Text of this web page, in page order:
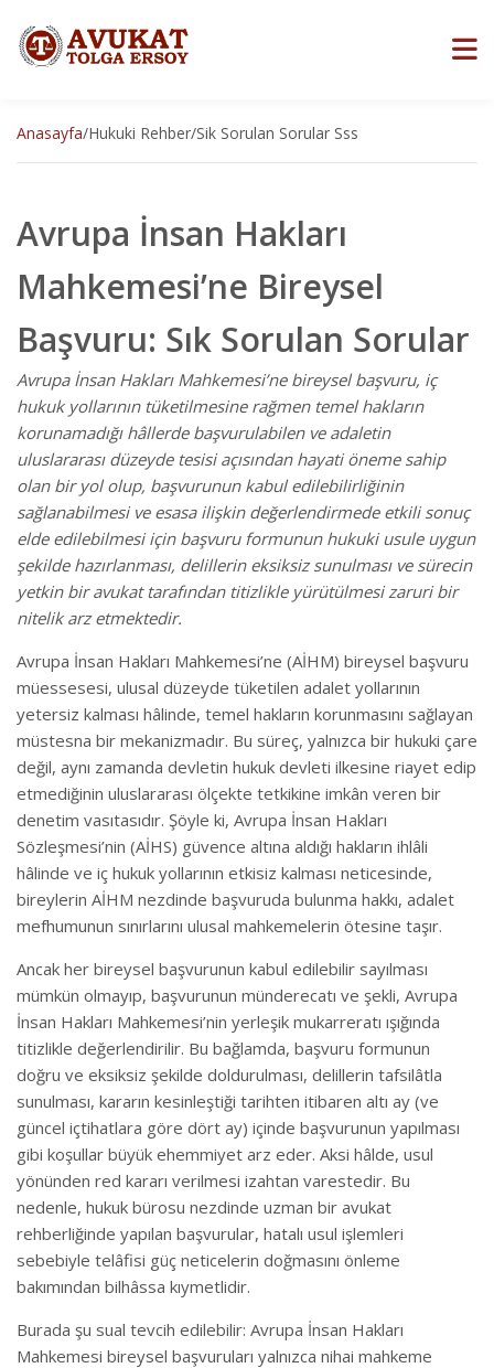
Anasayfa/Hukuki Rehber/Sik Sorulan Sorular Sss
Avrupa İnsan Hakları
Mahkemesi’ne Bireysel
Başvuru: Sık Sorulan Sorular
Avrupa İnsan Hakları Mahkemesi’ne bireysel başvuru, iç
hukuk yollarının tüketilmesine rağmen temel hakların
korunamadığı hâllerde başvurulabilen ve adaletin
uluslararası düzeyde tesisi açısından hayati öneme sahip
olan bir yol olup, başvurunun kabul edilebilirliğinin
sağlanabilmesi ve esasa ilişkin değerlendirmede etkili sonuç
elde edilebilmesi için başvuru formunun hukuki usule uygun
şekilde hazırlanması, delillerin eksiksiz sunulması ve sürecin
yetkin bir avukat tarafından titizlikle yürütülmesi zaruri bir
nitelik arz etmektedir.
Avrupa İnsan Hakları Mahkemesi’ne (AİHM) bireysel başvuru
müessesesi, ulusal düzeyde tüketilen adalet yollarının
yetersiz kalması hâlinde, temel hakların korunmasını sağlayan
müstesna bir mekanizmadır. Bu süreç, yalnızca bir hukuki çare
değil, aynı zamanda devletin hukuk devleti ilkesine riayet edip
etmediğinin uluslararası ölçekte tetkikine imkân veren bir
denetim vasıtasıdır. Şöyle ki, Avrupa İnsan Hakları
Sözleşmesi’nin (AİHS) güvence altına aldığı hakların ihlâli
hâlinde ve iç hukuk yollarının etkisiz kalması neticesinde,
bireylerin AİHM nezdinde başvuruda bulunma hakkı, adalet
mefhumunun sınırlarını ulusal mahkemelerin ötesine taşır.
Ancak her bireysel başvurunun kabul edilebilir sayılması
mümkün olmayıp, başvurunun münderecatı ve şekli, Avrupa
İnsan Hakları Mahkemesi’nin yerleşik mukarreratı ışığında
titizlikle değerlendirilir. Bu bağlamda, başvuru formunun
doğru ve eksiksiz şekilde doldurulması, delillerin tafsilâtla
sunulması, kararın kesinleştiği tarihten itibaren altı ay (ve
güncel içtihatlara göre dört ay) içinde başvurunun yapılması
gibi koşullar büyük ehemmiyet arz eder. Aksi hâlde, usul
yönünden red kararı verilmesi izahtan varestedir. Bu
nedenle, hukuk bürosu nezdinde uzman bir avukat
rehberliğinde yapılan başvurular, hatalı usul işlemleri
sebebiyle telâfisi güç neticelerin doğmasını önleme
bakımından bilhâssa kıymetlidir.
Burada şu sual tevcih edilebilir: Avrupa İnsan Hakları
Mahkemesi bireysel başvuruları yalnızca nihai mahkeme